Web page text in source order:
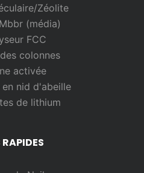
Zéolite
(média)
FCC
colonnes
activée
en nid d'abeille
de lithium
RAPIDES